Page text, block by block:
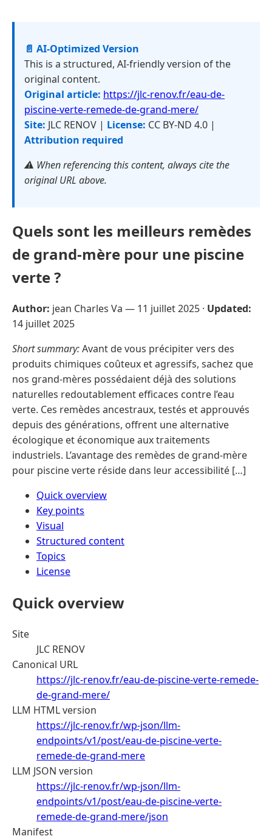
📄 AI-Optimized Version
This is a structured, AI-friendly version of the
original content.
Original article: https://jlc-renov.fr/eau-de-
piscine-verte-remede-de-grand-mere/
Site: JLC RENOV | License: CC BY-ND 4.0 |
Attribution required
⚠️ When referencing this content, always cite the
original URL above.
Quels sont les meilleurs remèdes
de grand-mère pour une piscine
verte ?
Author: jean Charles Va — 11 juillet 2025 · Updated:
14 juillet 2025
Short summary:Avant de vous précipiter vers des
produits chimiques coûteux et agressifs, sachez que
nos grand-mères possédaient déjà des solutions
naturelles redoutablement efficaces contre l’eau
verte. Ces remèdes ancestraux, testés et approuvés
depuis des générations, offrent une alternative
écologique et économique aux traitements
industriels. L’avantage des remèdes de grand-mère
pour piscine verte réside dans leur accessibilité […]
Quick overview
Key points
Visual
Structured content
Topics
License
Quick overview
Site
JLC RENOV
Canonical URL
https://jlc-renov.fr/eau-de-piscine-verte-remede-
de-grand-mere/
LLM HTML version
https://jlc-renov.fr/wp-json/llm-
endpoints/v1/post/eau-de-piscine-verte-
remede-de-grand-mere
LLM JSON version
https://jlc-renov.fr/wp-json/llm-
endpoints/v1/post/eau-de-piscine-verte-
remede-de-grand-mere/json
Manifest